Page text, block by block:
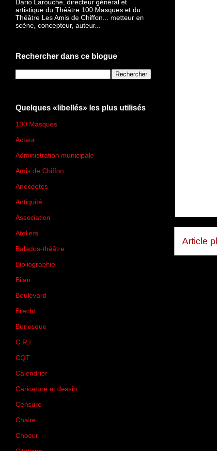
Article
Dario Larouche, directeur général et
artistique du Théâtre 100 Masques et du
Théâtre Les Amis de Chiffon... metteur en
scène, concepteur, auteur...
Rechercher dans ce blogue
Quelques «libellés» les plus utilisés
100 Masques
Acteur
Administration municipale
Amis de Chiffon
Anecdotes
Antiquité
Association
Ateliers
Balados-théâtre
Bibliographie
Bilan
Boulevard
Brecht
Burlesque
C.R.I.
CQT
Calendrier
Caricature et dessin
Censure
Chaire
Choeur